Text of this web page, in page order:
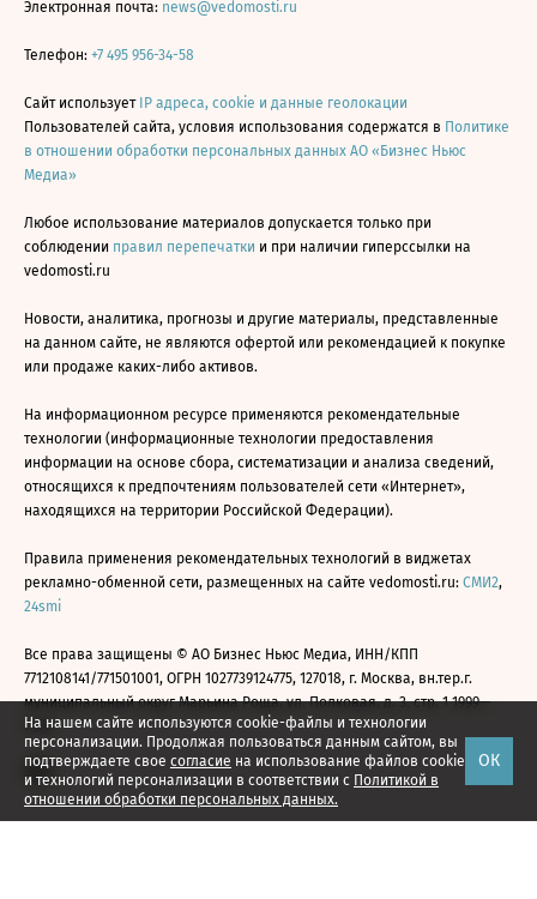
На нашем сайте используются cookie-файлы и технологии
персонализации. Продолжая пользоваться данным сайтом, вы
подтверждаете свое согласие на использование файлов cookie
и технологий персонализации в соответствии с Политикой в
отношении обработки персональных данных.
ОК
Электронная почта: news@vedomosti.ru
Телефон: +7 495 956-34-58
Сайт использует IP адреса, cookie и данные геолокации
Пользователей сайта, условия использования содержатся в Политике
в отношении обработки персональных данных АО «Бизнес Ньюс
Медиа»
Любое использование материалов допускается только при
соблюдении правил перепечатки и при наличии гиперссылки на
vedomosti.ru
Новости, аналитика, прогнозы и другие материалы, представленные
на данном сайте, не являются офертой или рекомендацией к покупке
или продаже каких-либо активов.
На информационном ресурсе применяются рекомендательные
технологии (информационные технологии предоставления
информации на основе сбора, систематизации и анализа сведений,
относящихся к предпочтениям пользователей сети «Интернет»,
находящихся на территории Российской Федерации).
Правила применения рекомендательных технологий в виджетах
рекламно-обменной сети, размещенных на сайте vedomosti.ru: СМИ2,
24smi
Все права защищены © АО Бизнес Ньюс Медиа, ИНН/КПП
7712108141/771501001, ОГРН 1027739124775, 127018, г. Москва, вн.тер.г.
муниципальный округ Марьина Роща, ул. Полковая, д. 3, стр. 1 1999—
2026